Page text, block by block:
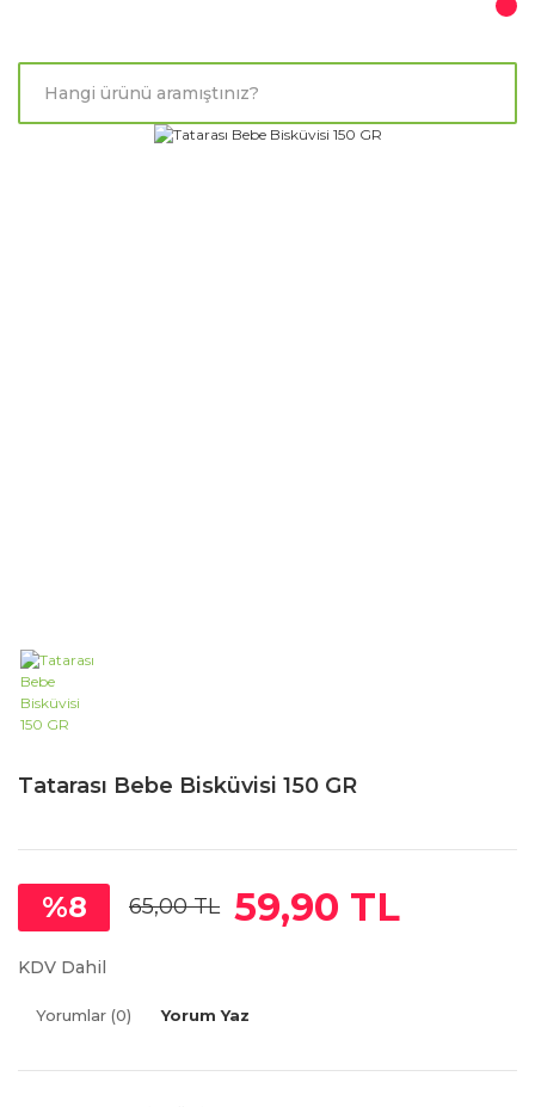
Tatarası Bebe Bisküvisi 150 GR
%8 65,00 TL 59,90 TL
KDV Dahil
Yorumlar (0) Yorum Yaz